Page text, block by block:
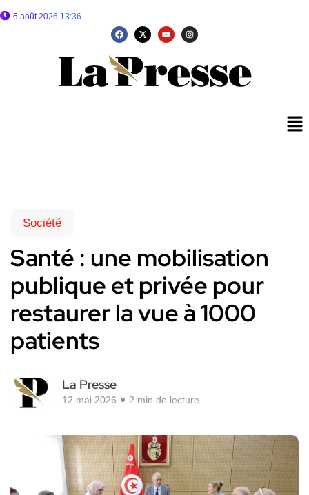
6 août 2026 13:36
Société
Santé : une mobilisation
publique et privée pour
restaurer la vue à 1000
patients
La Presse
12 mai 2026 2 min de lecture